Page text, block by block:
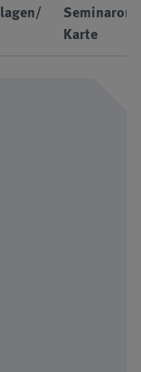
Seminarort/
Karte